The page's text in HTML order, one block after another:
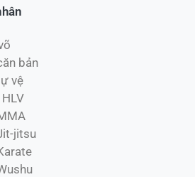
bản
vệ
jitsu